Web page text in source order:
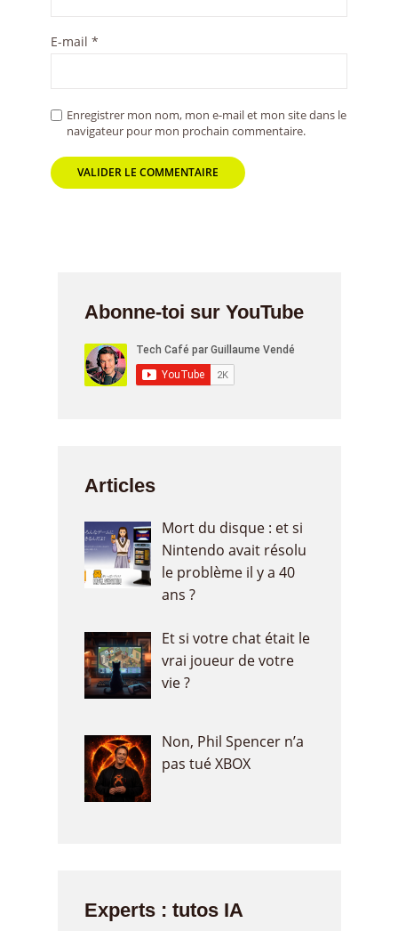
E-mail *
Enregistrer mon nom, mon e-mail et mon site dans le
navigateur pour mon prochain commentaire.
Abonne-toi sur YouTube
Articles
Mort du disque : et si
Nintendo avait résolu
le problème il y a 40
ans ?
Et si votre chat était le
vrai joueur de votre
vie ?
Non, Phil Spencer n’a
pas tué XBOX
Experts : tutos IA